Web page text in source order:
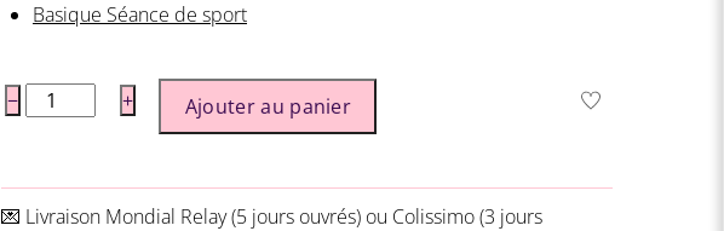
Basique Séance de sport
−
quantité
Sport
+ Ajouter au panier
💌 Livraison Mondial Relay (5 jours ouvrés) ou Colissimo (3 jours